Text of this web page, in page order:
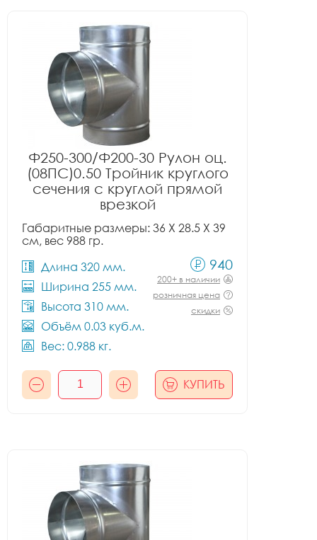
Ф250-300/Ф200-30 Рулон оц.
(08ПС)0.50 Тройник круглого
сечения с круглой прямой
врезкой
Габаритные размеры: 36 X 28.5 X 39
см, вес 988 гр.
Длина 320 мм.
Ширина 255 мм.
Высота 310 мм.
Объём 0.03 куб.м.
Вес: 0.988 кг.
940
200+ в наличии
розничная цена
скидки
КУПИТЬ